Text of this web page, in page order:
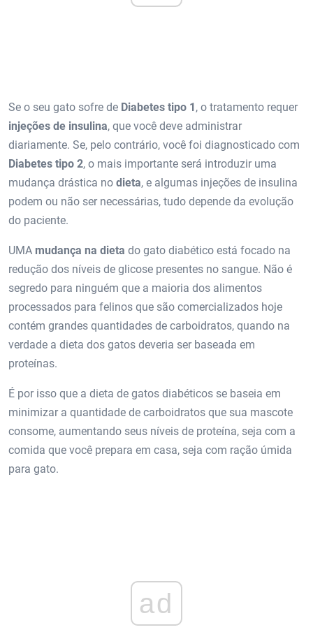
Se o seu gato sofre de Diabetes tipo 1 , o tratamento requer
injeções de insulina, que você deve administrar
diariamente. Se, pelo contrário, você foi diagnosticado com
Diabetes tipo 2, o mais importante será introduzir uma
mudança drástica no dieta, e algumas injeções de insulina
podem ou não ser necessárias, tudo depende da evolução
do paciente.
UMA mudança na dieta do gato diabético está focado na
redução dos níveis de glicose presentes no sangue. Não é
segredo para ninguém que a maioria dos alimentos
processados ​​para felinos que são comercializados hoje
contém grandes quantidades de carboidratos, quando na
verdade a dieta dos gatos deveria ser baseada em
proteínas.
É por isso que a dieta de gatos diabéticos se baseia em
minimizar a quantidade de carboidratos que sua mascote
consome, aumentando seus níveis de proteína, seja com a
comida que você prepara em casa, seja com ração úmida
para gato.
ad